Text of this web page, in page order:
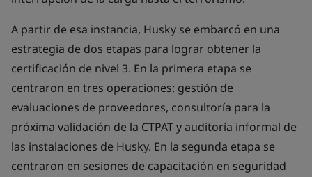
A partir de esa instancia, Husky se embarcó en una
estrategia de dos etapas para lograr obtener la
certificación de nivel 3. En la primera etapa se
centraron en tres operaciones: gestión de
evaluaciones de proveedores, consultoría para la
próxima validación de la CTPAT y auditoría informal de
las instalaciones de Husky. En la segunda etapa se
centraron en sesiones de capacitación en seguridad